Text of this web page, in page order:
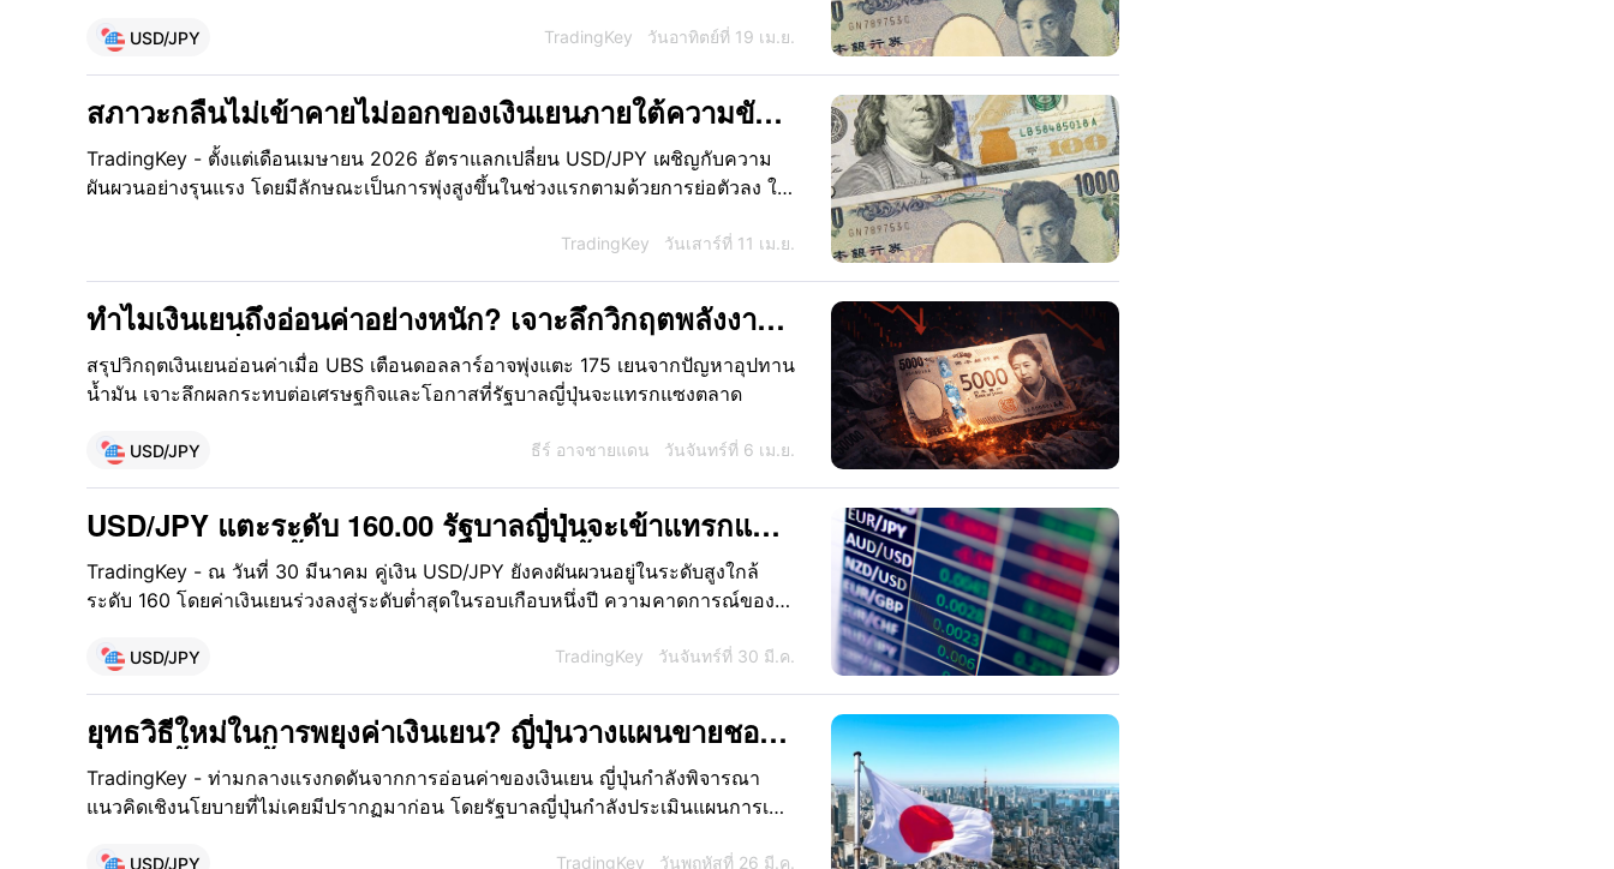
แต่ยังคงทรงตัวอย่างต่อเนื่องอยู่ใกล้ระดับทางจิตวิทยาที่สำคัญที่ 160 และเข้าใกล้ "เส้น
USD/JPY TradingKey วันอาทิตย์ที่ 19 เม.ย.
สภาวะกลืนไม่เข้าคายไม่ออกของเงินเยนภายใต้ความขัด
แย้งในตะวันออกกลาง: เหตุใดรัศมีของสินทรัพย์ปลอดภัย
จึงจางหายไป ในขณะที่อัตราแลกเปลี่ยนยังคงวนเวียนอยู่
TradingKey - ตั้งแต่เดือนเมษายน 2026 อัตราแลกเปลี่ยน USD/JPY เผชิญกับความ
ผันผวนอย่างรุนแรง โดยมีลักษณะเป็นการพุ่งสูงขึ้นในช่วงแรกตามด้วยการย่อตัวลง ใน
เป็นระดับสูงสุดในรอบเกือบสองปี ก่อนจะปรับตัวลดลงเล็กน้อยมาอยู่ที่ประมาณ 159.30
แข็งค่าขึ้นอย่างมีนัยสำคัญในช่วงวิกฤตตะวันออกกลางที่ผ่านๆ มา ความขัดแย้งทาง
ภูมิรัฐศาสตร์รอบปัจจุบันล้มเหลวในการหนุนค่าเงินเยน แต่กลับสร้างข้อสงสัยอย่าง
รุนแรงต่อสถานะการเป็นสินทรัพย์ปลอดภัยแบบดั้งเดิม
TradingKey วันเสาร์ที่ 11 เม.ย.
ทำไมเงินเยนถึงอ่อนค่าอย่างหนัก? เจาะลึกวิกฤตพลังงาน
และโอกาสที่ USDJPY จะแตะระดับ 175
สรุปวิกฤตเงินเยนอ่อนค่าเมื่อ UBS เตือนดอลลาร์อาจพุ่งแตะ 175 เยนจากปัญหาอุปทาน
น้ำมัน เจาะลึกผลกระทบต่อเศรษฐกิจและโอกาสที่รัฐบาลญี่ปุ่นจะแทรกแซงตลาด
USD/JPY ธีร์ อาจชายแดน วันจันทร์ที่ 6 เม.ย.
USD/JPY แตะระดับ 160.00 รัฐบาลญี่ปุ่นจะเข้าแทรกแซง
หรือไม่? การพุ่งขึ้นของค่าเงินจะถูกสกัดกั้นได้หรือไม่?
TradingKey - ณ วันที่ 30 มีนาคม คู่เงิน USD/JPY ยังคงผันผวนอยู่ในระดับสูงใกล้
ระดับ 160 โดยค่าเงินเยนร่วงลงสู่ระดับต่ำสุดในรอบเกือบหนึ่งปี ความคาดการณ์ของ
รวดเร็ว ขณะที่ความไม่แน่นอนเกี่ยวกับทิศทางการดำเนินนโยบายของธนาคารกลาง
USD/JPY TradingKey วันจันทร์ที่ 30 มี.ค.
ยุทธวิธีใหม่ในการพยุงค่าเงินเยน? ญี่ปุ่นวางแผนขายชอร์ต
สัญญาซื้อขายน้ำมันดิบล่วงหน้าโดยตรง
TradingKey - ท่ามกลางแรงกดดันจากการอ่อนค่าของเงินเยน ญี่ปุ่นกำลังพิจารณา
แนวคิดเชิงนโยบายที่ไม่เคยมีปรากฏมาก่อน โดยรัฐบาลญี่ปุ่นกำลังประเมินแผนการเข้า
ดอลลาร์สหรัฐ มาใช้เพื่อเข้าแทรกแซงตลาดน้ำมันดิบล่วงหน้าโดยตรง ผ่านการเปิด
USD/JPY TradingKey วันพฤหัสที่ 26 มี.ค.